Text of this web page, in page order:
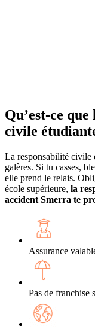
Qu’est-ce
civile
La responsabilité civile
galères. Si tu casses,
elle prend le relais.
école supérieure, la
accident Smerra te
Assurance
Pas de franchise